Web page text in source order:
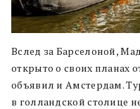
Вслед за Барселоной,
открыто о своих планах
объявил и Амстердам.
в голландской столице